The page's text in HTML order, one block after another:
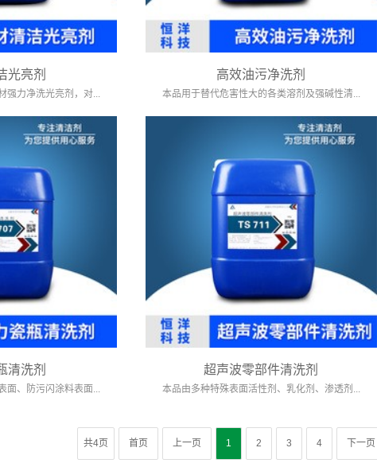
光亮剂
强力净洗光亮剂，对...
高效油污净洗剂
本品用于替代危害性大的各类溶剂及强碱性清...
清洗剂
面、防污闪涂料表面...
超声波零部件清洗剂
本品由多种特殊表面活性剂、乳化剂、渗透剂...
共4页 首页 上一页 1 2 3 4 下一页